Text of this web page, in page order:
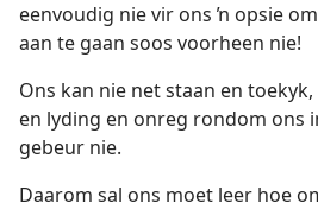
eenvoudig nie vir ons ŉ opsie
aan te gaan soos voorheen nie!
Ons kan nie net staan en
en lyding en onreg rondom ons
gebeur nie.
Daarom sal ons moet leer hoe